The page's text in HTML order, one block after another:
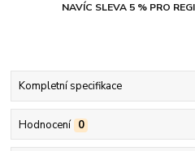
NAVÍC SLEVA 5 % PRO
Kompletní specifikace
Hodnocení 0